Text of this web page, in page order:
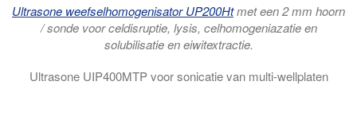
Ultrasone weefselhomogenisator UP200Htmet een 2 mm hoorn
/ sonde voor celdisruptie, lysis, celhomogeniazatie en
solubilisatie en eiwitextractie.
Ultrasone UIP400MTP voor sonicatie van multi-wellplaten